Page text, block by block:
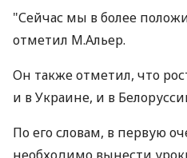
"Сейчас мы в более
отметил М.Альер.
Он также отметил, что
и в Украине, и в
По его словам, в первую